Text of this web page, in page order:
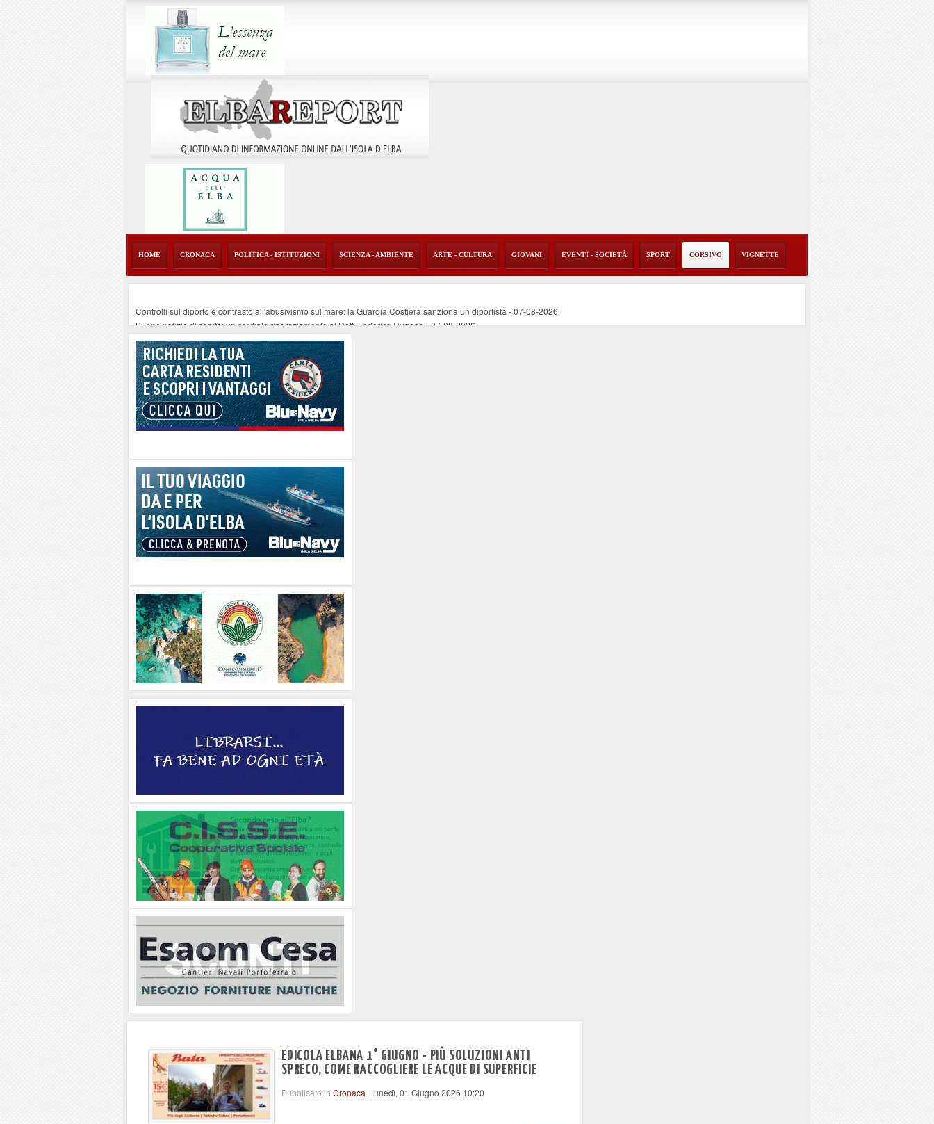
HOME CRONACA POLITICA - ISTITUZIONI SCIENZA - AMBIENTE ARTE - CULTURA GIOVANI EVENTI - SOCIETÀ SPORT CORSIVO VIGNETTE
Controlli sul diporto e contrasto all'abusivismo sul mare: la Guardia Costiera sanziona un diportista -07-08-2026
Buone notizie di sanità: un cordiale ringraziamento al Dott. Federico Ruggeri-07-08-2026
Altiero Spinelli e Ursula Hirschmann all'Elba: riaffiora una testimonianza del 1966
Capoliveri, potenziata la pulizia dei bordi stradali-07-08-2026
Marina di Campo tra i porti interessati dal nuovo piano dell'Autorità portuale regionale
EDICOLA ELBANA 1° GIUGNO - PIÙ SOLUZIONI ANTI
SPRECO, COME RACCOGLIERE LE ACQUE DI SUPERFICIE
Pubblicato in Cronaca Lunedì, 01 Giugno 2026 10:20